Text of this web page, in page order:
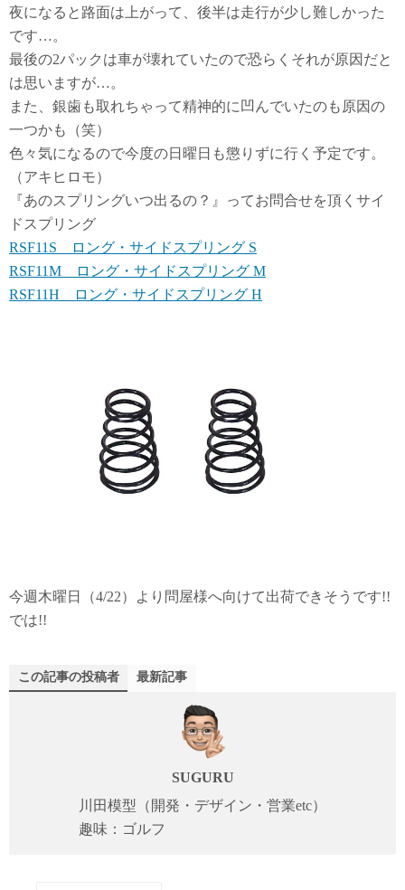
夜になると路面は上がって、後半は走行が少し難しかった
です…。
最後の2パックは車が壊れていたので恐らくそれが原因だと
は思いますが…。
また、銀歯も取れちゃって精神的に凹んでいたのも原因の
一つかも（笑）
色々気になるので今度の日曜日も懲りずに行く予定です。
（アキヒロモ）
『あのスプリングいつ出るの？』ってお問合せを頂くサイ
ドスプリング
RSF11S ロング・サイドスプリング S
RSF11M ロング・サイドスプリング M
RSF11H ロング・サイドスプリング H
今週木曜日（4/22）より問屋様へ向けて出荷できそうです!!
では!!
この記事の投稿者 最新記事
SUGURU
川田模型（開発・デザイン・営業etc）
趣味：ゴルフ